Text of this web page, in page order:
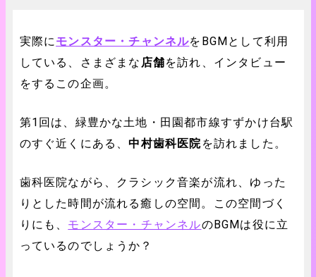
実際にモンスター・チャンネルをBGMとして利用
している、さまざまな 店舗を訪れ、インタビュー
をするこの企画。
第1回は、緑豊かな土地・田園都市線すずかけ台駅
のすぐ近くにある、中村歯科医院を訪れました。
歯科医院ながら、クラシック音楽が流れ、ゆった
りとした時間が流れる癒しの空間。この空間づく
りにも、 モンスター・チャンネルのBGMは役に立
っているのでしょうか？